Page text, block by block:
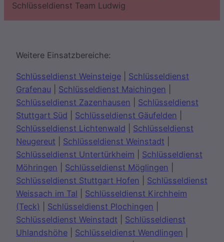
Schlüsseldienst Team Ludwig
Weitere Einsatzbereiche:
Schlüsseldienst Weinsteige
Schlüsseldienst
Grafenau
Schlüsseldienst Maichingen
Schlüsseldienst Zazenhausen
Schlüsseldienst
Stuttgart Süd
Schlüsseldienst Gäufelden
Schlüsseldienst Lichtenwald
Schlüsseldienst
Neugereut
Schlüsseldienst Weinstadt
Schlüsseldienst Untertürkheim
Schlüsseldienst
Möhringen
Schlüsseldienst Möglingen
Schlüsseldienst Stuttgart Hofen
Schlüsseldienst
Weissach im Tal
Schlüsseldienst Kirchheim
(Teck)
Schlüsseldienst Plochingen
Schlüsseldienst Weinstadt
Schlüsseldienst
Uhlandshöhe
Schlüsseldienst Wendlingen